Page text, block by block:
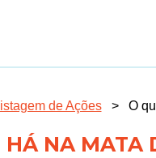
de Ações > O
HÁ NA MATA